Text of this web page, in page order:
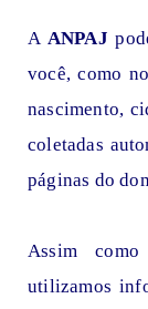
A ANPAJ
você, como
nascimento,
coletadas
páginas do
Assim
utilizamos